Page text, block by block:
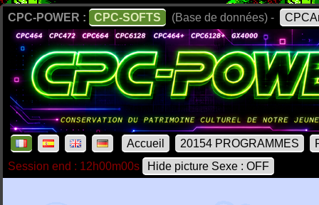
CPC-POWER : CPC-SOFTS (Base de données) -
Accueil 20154 PROGRAMMES
Session end : 12h00m00s
Hide picture Sexe : OFF